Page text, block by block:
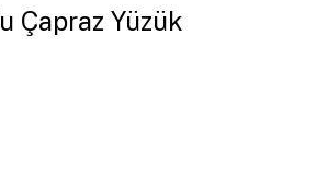
Çapraz Yüzük